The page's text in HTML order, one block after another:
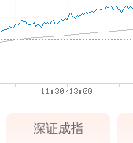
深证成指